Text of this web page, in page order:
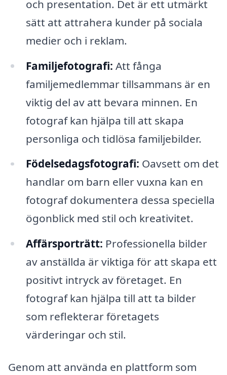
och presentation. Det är ett utmärkt
sätt att attrahera kunder på sociala
medier och i reklam.
Familjefotografi: Att fånga
familjemedlemmar tillsammans är en
viktig del av att bevara minnen. En
fotograf kan hjälpa till att skapa
personliga och tidlösa familjebilder.
Födelsedagsfotografi: Oavsett om det
handlar om barn eller vuxna kan en
fotograf dokumentera dessa speciella
ögonblick med stil och kreativitet.
Affärsporträtt: Professionella bilder
av anställda är viktiga för att skapa ett
positivt intryck av företaget. En
fotograf kan hjälpa till att ta bilder
som reflekterar företagets
värderingar och stil.
Genom att använda en plattform som